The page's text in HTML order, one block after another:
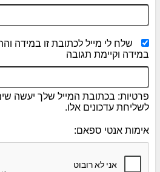
שלח לי מייל לכתובת זו במידה
במידה וקיימת תגובה
פרטיות: בכתובת המייל שלך יעשה
לשליחת עדכונים אלו.
אימות אנטי ספאם: